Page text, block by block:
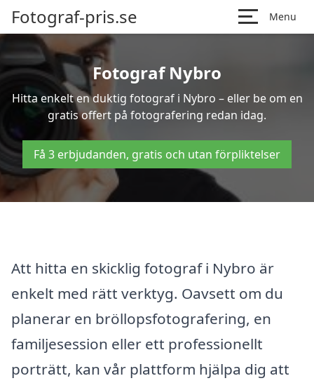
Fotograf-pris.se Menu
Fotograf Nybro
Hitta enkelt en duktig fotograf i Nybro – eller be om en
gratis offert på fotografering redan idag.
Få 3 erbjudanden, gratis och utan förpliktelser
Att hitta en skicklig fotograf i Nybro är
enkelt med rätt verktyg. Oavsett om du
planerar en bröllopsfotografering, en
familjesession eller ett professionellt
porträtt, kan vår plattform hjälpa dig att